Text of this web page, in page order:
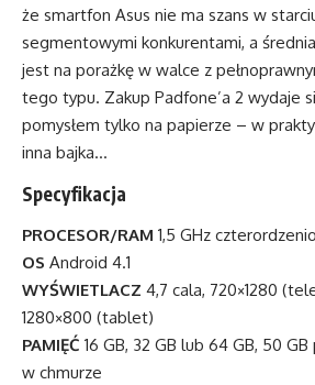
że smartfon Asus nie ma szans w
segmentowymi konkurentami, a
jest na porażkę w walce z
tego typu. Zakup Padfone’a 2 wydaje
pomysłem tylko na papierze – w
inna bajka…
Specyfikacja
PROCESOR/RAM 1,5 GHz
OS Android 4.1
WYŚWIETLACZ 4,7 cala, 720×1280
1280×800 (tablet)
PAMIĘĆ 16 GB, 32 GB lub 64 GB, 50
w chmurze